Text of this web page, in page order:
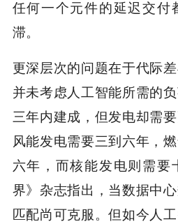
任何一个元件的延迟交付
滞。
更深层次的问题在于代际
并未考虑人工智能所需的
三年内建成，但发电却需
风能发电需要三到六年，
六年，而核能发电则需要
界》杂志指出，当数据中
匹配尚可克服。但如今人